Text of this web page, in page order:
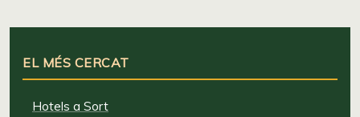
EL MÉS CERCAT
Hotels a Sort